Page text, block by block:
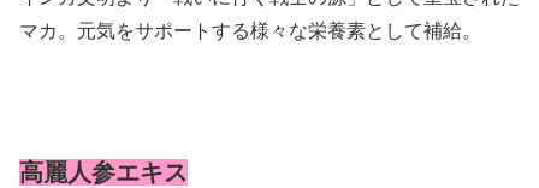
マカ。元気をサポートする様々な栄養素として補給。
高麗人参エキス